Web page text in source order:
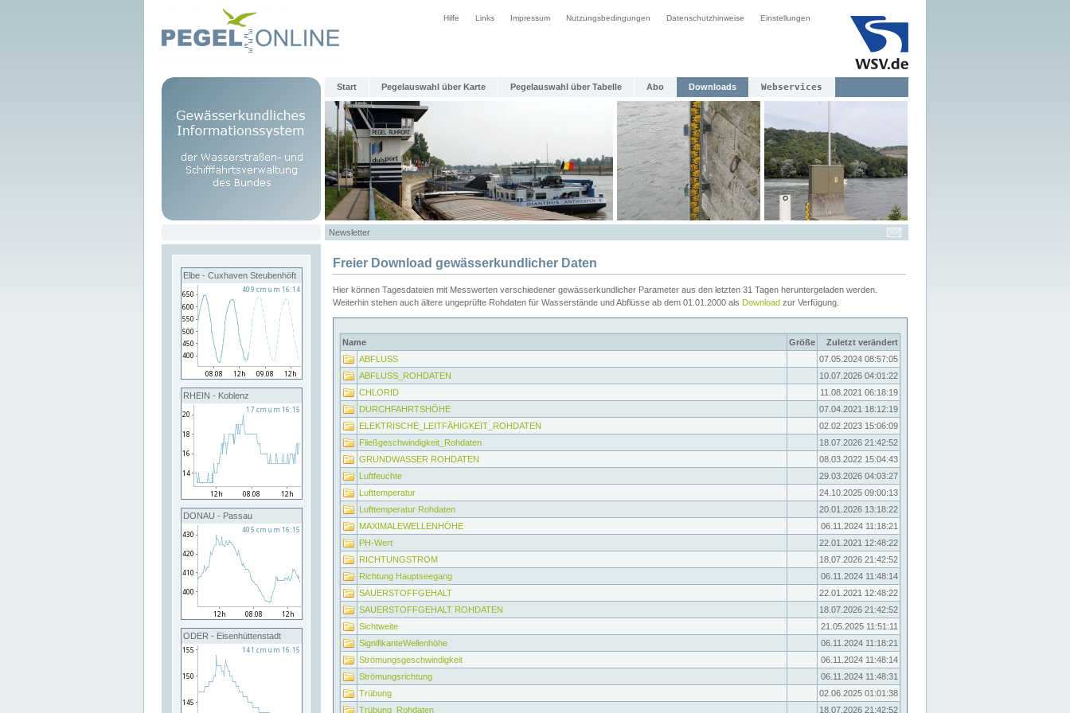
Hilfe Links Impressum Nutzungsbedingungen Datenschutzhinweise Einstellungen
Start Pegelauswahl über Karte Pegelauswahl über Tabelle Abo Downloads Webservices
Newsletter
Elbe - Cuxhaven Steubenhöft
RHEIN - Koblenz
DONAU - Passau
ODER - Eisenhüttenstadt
Freier Download gewässerkundlicher Daten
Hier können Tagesdateien mit Messwerten verschiedener gewässerkundlicher Parameter aus den letzten 31 Tagen heruntergeladen werden.
Weiterhin stehen auch ältere ungeprüfte Rohdaten für Wasserstände und Abflüsse ab dem 01.01.2000 als Download zur Verfügung.
Name Größe
Zuletzt verändert
ABFLUSS
07.05.2024 08:57:05
ABFLUSS_ROHDATEN
10.07.2026 04:01:22
CHLORID
11.08.2021 06:18:19
DURCHFAHRTSHÖHE
07.04.2021 18:12:19
ELEKTRISCHE_LEITFÄHIGKEIT_ROHDATEN
02.02.2023 15:06:09
Fließgeschwindigkeit_Rohdaten
18.07.2026 21:42:52
GRUNDWASSER ROHDATEN
08.03.2022 15:04:43
Luftfeuchte
29.03.2026 04:03:27
Lufttemperatur
24.10.2025 09:00:13
Lufttemperatur Rohdaten
20.01.2026 13:18:22
MAXIMALEWELLENHÖHE
06.11.2024 11:18:21
PH-Wert
22.01.2021 12:48:22
RICHTUNGSTROM
18.07.2026 21:42:52
Richtung Hauptseegang
06.11.2024 11:48:14
SAUERSTOFFGEHALT
22.01.2021 12:48:22
SAUERSTOFFGEHALT ROHDATEN
18.07.2026 21:42:52
Sichtweite
21.05.2025 11:51:11
SignifikanteWellenhöhe
06.11.2024 11:18:21
Strömungsgeschwindigkeit
06.11.2024 11:48:14
Strömungsrichtung
06.11.2024 11:48:31
Trübung
02.06.2025 01:01:38
Trübung_Rohdaten
18.07.2026 21:42:52